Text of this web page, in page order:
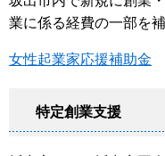
業に係る経費の一部を補
女性起業家応援補助金
特定創業支援